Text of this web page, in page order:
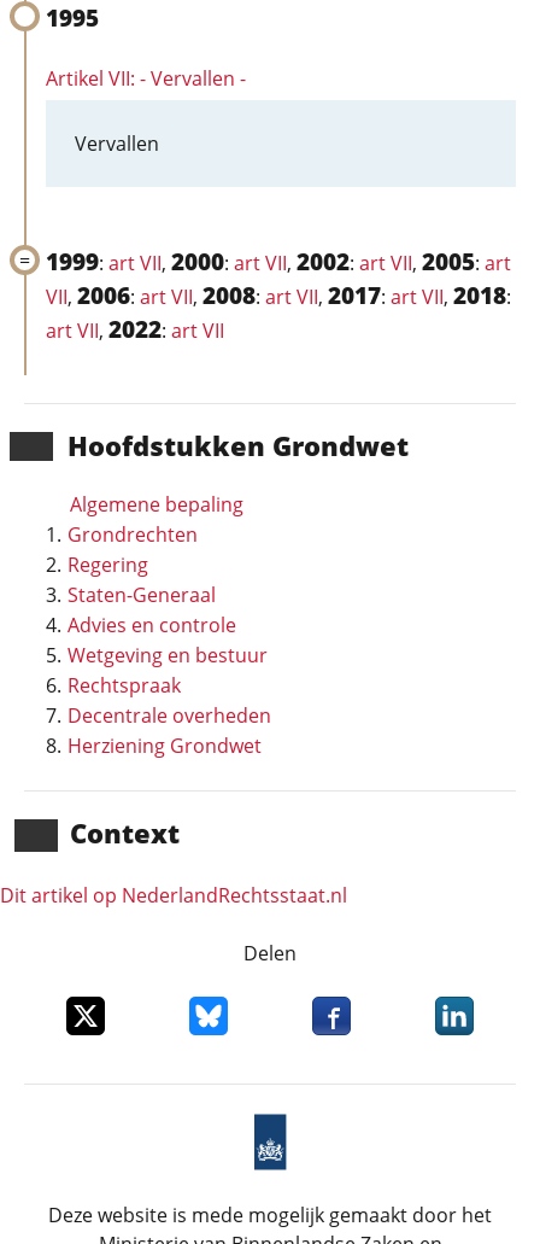
Hoofd­stukken Grondwet
Algemene bepaling
Grondrechten
Regering
Staten-Generaal
Advies en controle
Wetgeving en bestuur
Rechtspraak
Decentrale overheden
Herziening Grondwet
Context
Dit artikel op NederlandRechts­staat.nl
1995
Artikel VII: - Vervallen -
Vervallen
1999: art VII, 2000: art VII, 2002: art VII, 2005: art
VII, 2006: art VII, 2008: art VII, 2017: art VII, 2018:
art VII, 2022: art VII
Delen
Deel dit item op XDeel dit item op Bluesky
Deel dit item opDeel dit
Deze website is mede mogelijk gemaakt door het